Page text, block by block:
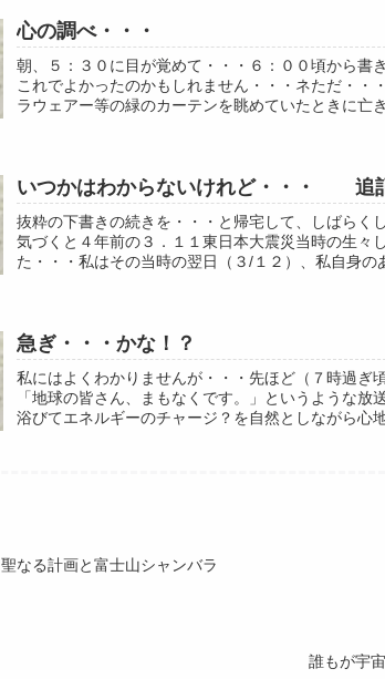
心の調べ・・・
朝、５：３０に目が覚めて・・・６：００頃から書
これでよかったのかもしれません・・・ネただ・・
ラウェアー等の緑のカーテンを眺めていたときに亡
いつかはわからないけれど・・・ 追
抜粋の下書きの続きを・・・と帰宅して、しばらく
気づくと４年前の３．１１東日本大震災当時の生々
た・・・私はその当時の翌日（３/１２）、私自身の
急ぎ・・・かな！？
私にはよくわかりませんが・・・先ほど（７時過ぎ
「地球の皆さん、まもなくです。」というような
浴びてエネルギーのチャージ？を自然としながら心
聖なる計画と富士山シャンバラ
誰もが宇